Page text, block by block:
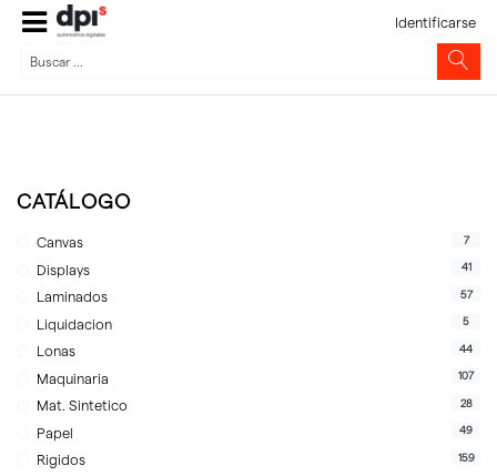
Identificarse
CATÁLOGO
Canvas 7
Displays 41
Laminados 57
Liquidacion 5
Lonas 44
Maquinaria 107
Mat. Sintetico 28
Papel 49
Rigidos 159